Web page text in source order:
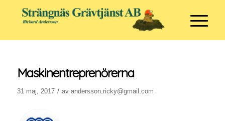
Maskinentreprenörerna
31 maj, 2017 / av andersson.ricky@gmail.com